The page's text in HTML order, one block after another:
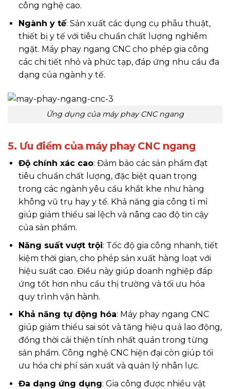
công nghệ cao.
Ngành y tế: Sản xuất các dụng cụ phẫu thuật,
thiết bị y tế với tiêu chuẩn chất lượng nghiêm
ngặt. Máy phay ngang CNC cho phép gia công
các chi tiết nhỏ và phức tạp, đáp ứng nhu cầu đa
dạng của ngành y tế.
Ứng dụng của máy phay CNC ngang
5. Ưu điểm của máy phay CNC ngang
Độ chính xác cao: Đảm bảo các sản phẩm đạt
tiêu chuẩn chất lượng, đặc biệt quan trọng
trong các ngành yêu cầu khắt khe như hàng
không vũ trụ hay y tế. Khả năng gia công tỉ mỉ
giúp giảm thiểu sai lệch và nâng cao độ tin cậy
của sản phẩm.
Năng suất vượt trội: Tốc độ gia công nhanh, tiết
kiệm thời gian, cho phép sản xuất hàng loạt với
hiệu suất cao. Điều này giúp doanh nghiệp đáp
ứng tốt hơn nhu cầu thị trường và tối ưu hóa
quy trình vận hành.
Khả năng tự động hóa: Máy phay ngang CNC
giúp giảm thiểu sai sót và tăng hiệu quả lao động,
đồng thời cải thiện tính nhất quán trong từng
sản phẩm. Công nghệ CNC hiện đại còn giúp tối
ưu hóa chi phí sản xuất và quản lý nhân lực.
Đa dạng ứng dụng: Gia công được nhiều vật